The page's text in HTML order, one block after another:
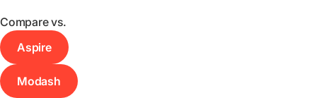
Compare vs.
Aspire
Modash